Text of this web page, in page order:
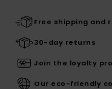
Free shipping and
30-day returns
Join the loyalty
Our eco-friendly